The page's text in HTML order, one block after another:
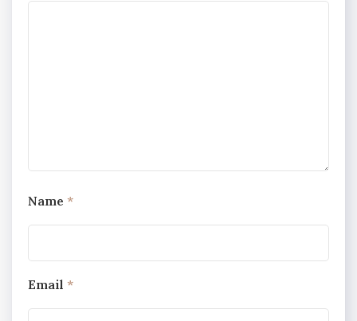
Name *
Email *